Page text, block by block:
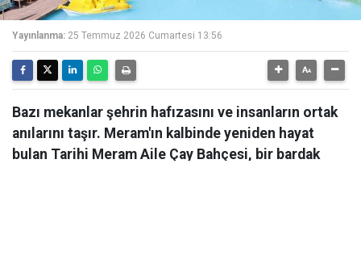
Yayınlanma: 25 Temmuz 2026 Cumartesi 13:56
Bazı mekanlar şehrin hafızasını ve insanların ortak
anılarını taşır. Meram'ın kalbinde yeniden hayat
bulan Tarihi Meram Aile Çay Bahçesi, bir bardak